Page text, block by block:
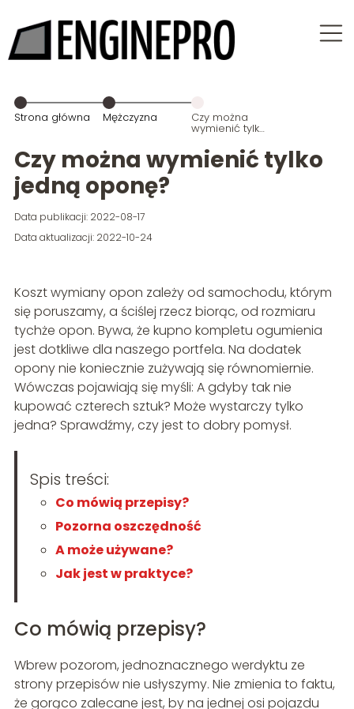
Strona główna Mężczyzna Czy można
wymienić tylko
jedną oponę?
Czy można wymienić tylko
jedną oponę?
Data publikacji: 2022-08-17
Data aktualizacji: 2022-10-24
Koszt wymiany opon zależy od samochodu, którym
się poruszamy, a ściślej rzecz biorąc, od rozmiaru
tychże opon. Bywa, że kupno kompletu ogumienia
jest dotkliwe dla naszego portfela. Na dodatek
opony nie koniecznie zużywają się równomiernie.
Wówczas pojawiają się myśli: A gdyby tak nie
kupować czterech sztuk? Może wystarczy tylko
jedna? Sprawdźmy, czy jest to dobry pomysł.
Spis treści:
Co mówią przepisy?
Pozorna oszczędność
A może używane?
Jak jest w praktyce?
Co mówią przepisy?
Wbrew pozorom, jednoznacznego werdyktu ze
strony przepisów nie usłyszymy. Nie zmienia to faktu,
że gorąco zalecane jest, by na jednej osi pojazdu